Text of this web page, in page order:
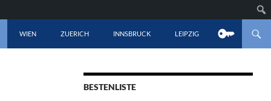
WIEN ZUERICH INNSBRUCK LEIPZIG
BESTENLISTE